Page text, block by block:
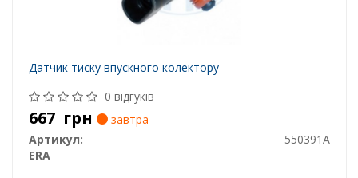
Датчик тиску впускного колектору
0 відгуків
667 грн
завтра
Артикул:
550391A
ERA